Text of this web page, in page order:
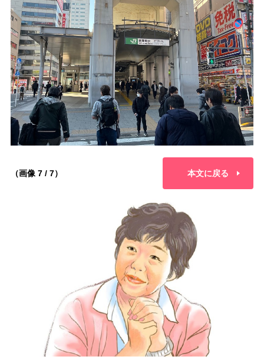
（画像 7 / 7） 本文に戻る